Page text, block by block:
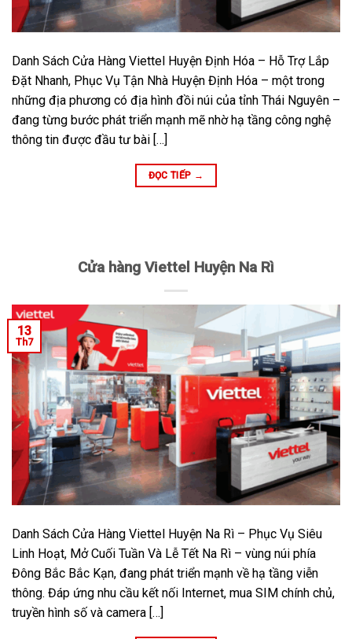
Danh Sách Cửa Hàng Viettel Huyện Định Hóa – Hỗ Trợ Lắp
Đặt Nhanh, Phục Vụ Tận Nhà Huyện Định Hóa – một trong
những địa phương có địa hình đồi núi của tỉnh Thái Nguyên –
đang từng bước phát triển mạnh mẽ nhờ hạ tầng công nghệ
thông tin được đầu tư bài […]
ĐỌC TIẾP →
Cửa hàng Viettel Huyện Na Rì
13
Th7
Danh Sách Cửa Hàng Viettel Huyện Na Rì – Phục Vụ Siêu
Linh Hoạt, Mở Cuối Tuần Và Lễ Tết Na Rì – vùng núi phía
Đông Bắc Bắc Kạn, đang phát triển mạnh về hạ tầng viễn
thông. Đáp ứng nhu cầu kết nối Internet, mua SIM chính chủ,
truyền hình số và camera […]